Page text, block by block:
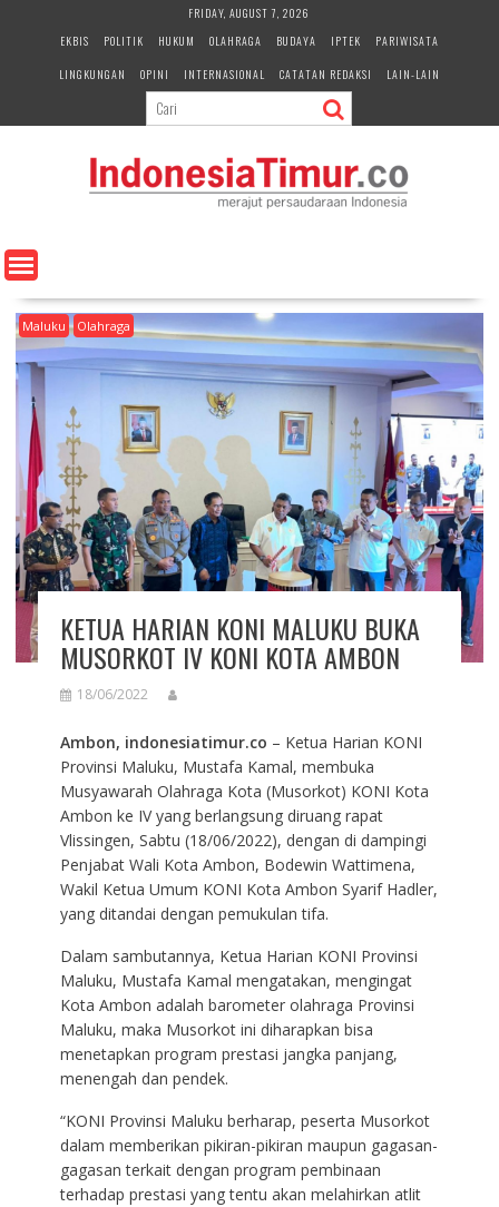
e
n
FRIDAY, AUGUST 7, 2026
EKBIS
POLITIK HUKUM OLAHRAGA BUDAYA IPTEK
PARIWISATA
LINGKUNGAN
OPINI INTERNASIONAL CATATAN REDAKSI LAIN-LAIN
Maluku Olahraga
KETUA HARIAN KONI MALUKU BUKA
MUSORKOT IV KONI KOTA AMBON
18/06/2022
Ambon, indonesiatimur.co – Ketua Harian KONI
Provinsi Maluku, Mustafa Kamal, membuka
Musyawarah Olahraga Kota (Musorkot) KONI Kota
Ambon ke IV yang berlangsung diruang rapat
Vlissingen, Sabtu (18/06/2022), dengan di dampingi
Penjabat Wali Kota Ambon, Bodewin Wattimena,
Wakil Ketua Umum KONI Kota Ambon Syarif Hadler,
yang ditandai dengan pemukulan tifa.
Dalam sambutannya, Ketua Harian KONI Provinsi
Maluku, Mustafa Kamal mengatakan, mengingat
Kota Ambon adalah barometer olahraga Provinsi
Maluku, maka Musorkot ini diharapkan bisa
menetapkan program prestasi jangka panjang,
menengah dan pendek.
“KONI Provinsi Maluku berharap, peserta Musorkot
dalam memberikan pikiran-pikiran maupun gagasan-
gagasan terkait dengan program pembinaan
terhadap prestasi yang tentu akan melahirkan atlit